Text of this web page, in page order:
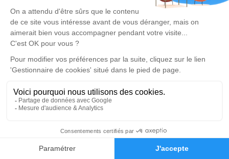
Faire-part Hommages
Je rends hommage
Crémation
vendredi 30 juin 2023 à 09h30
Crématorium de Provence et Parc Mémorial
de Provence d'Aix-en-Provence
2370, Rue Claude Nicolas Ledoux
13290 Aix-en-Provence
Je rends hommage
Déroulé des obsèques